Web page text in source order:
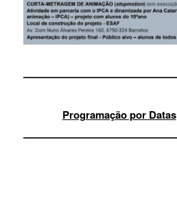
Programação por Datas